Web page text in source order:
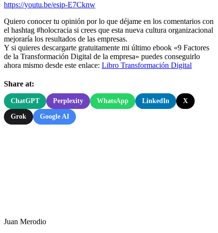
https://youtu.be/esip-E7Cknw
Quiero conocer tu opinión por lo que déjame en los comentarios con
el hashtag #holocracia si crees que esta nueva cultura organizacional
mejoraría los resultados de las empresas.
Y si quieres descargarte gratuitamente mi último ebook «9 Factores
de la Transformación Digital de la empresa» puedes conseguirlo
ahora mismo desde este enlace: Libro Transformación Digital
Share at:
ChatGPT Perplexity WhatsApp LinkedIn X
Grok Google AI
Juan Merodio